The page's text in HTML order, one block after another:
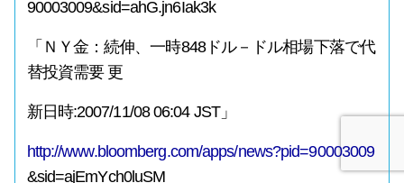
90003009&sid=ahG.jn6Iak3k
「ＮＹ金：続伸、一時848ドル－ドル相場下落で代
替投資需要 更
新日時:2007/11/08 06:04 JST」
http://www.bloomberg.com/apps/news?pid=90003009
&sid=ajEmYch0luSM